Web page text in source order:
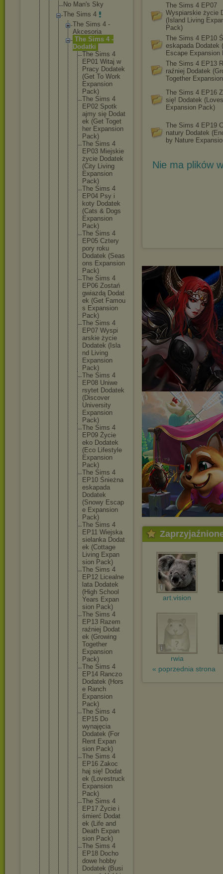
No Man's Sky
The Sims 4
The Sims 4 -
Akcesoria
The Sims 4 -
Dodatki
The Sims 4
EP01 Witaj w
Pracy Dodatek
(Get To Work
Expansion
Pack)
The Sims 4
EP02 Spotk
ajmy się Dodat
ek (Get Toget
her Expansion
Pack)
The Sims 4
EP03 Miejs kie
życie Dodatek
(City Living
Expansion
Pack)
The Sims 4
EP04 Psy i
koty Dodatek
(Cats & Dogs
Expansion
Pack)
The Sims 4
EP05 Cztery
pory roku
Dodatek (Seas
ons Expansion
Pack)
The Sims 4
EP06 Zostań
gwiazdą Dodat
ek (Get Famou
s Expansion
Pack)
The Sims 4
EP07 Wyspi
arskie życie
Dodatek (Isla
nd Living
Expansion
Pack)
The Sims 4
EP08 Uniwe
rsytet Dodatek
(Discover
University
Expansion
Pack)
The Sims 4
EP09 Życie
eko Dodatek
(Eco Lifestyle
Expansion
Pack)
The Sims 4
EP10 Śnieżna
eskapada
Dodatek
(Snowy Escap
e Expansion
Pack)
The Sims 4
EP11 Wiejs ka
sielanka Dodat
ek (Cottage
Living Expan
sion Pack)
The Sims 4
EP12 Licea lne
lata Dodatek
(High Schoo
Years Expan
sion Pack)
The Sims 4
EP13 Razem
raźniej Dodat
ek (Growing
Together
Expansion
Pack)
The Sims 4
EP14 Ranczo
Dodatek (Hors
e Ranch
Expansion
Pack)
The Sims 4
EP15 Do
wynajęcia
Dodatek (For
Rent Expan
sion Pack)
The Sims 4
EP16 Zakoc
haj się! Dodat
ek (Lovestruc k
Expansion
Pack)
The Sims 4
EP17 Życie i
śmierć Dodat
ek (Life and
Death Expan
sion Pack)
The Sims 4
EP18 Docho
dowe hobby
Dodatek (Busi
The Sims 4 EP07
Wyspiarskie życie
(Island Living
Pack)
The Sims 4 EP10
eskapada Dodatek
Escape Expansion
The Sims 4 EP13
raźniej Dodatek
Together
The Sims 4 EP16
się! Dodatek
Expansion Pack)
The Sims 4 EP19
natury Dodatek
by Nature
Nie ma plików
art.vision
rwia
« poprzednia strona